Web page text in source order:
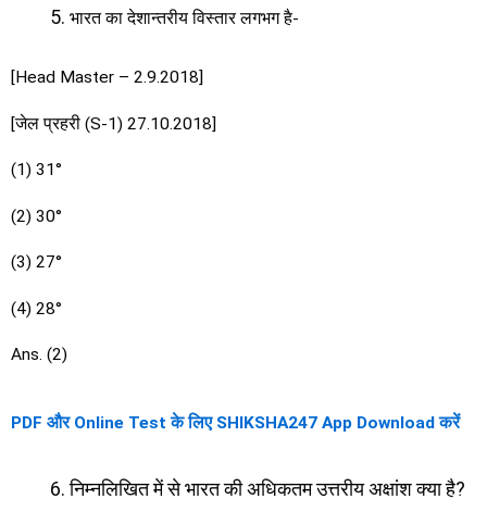
भारत का देशान्तरीय विस्तार लगभग है-
[Head Master – 2.9.2018]
[जेल प्रहरी (S-1) 27.10.2018]
(1) 31°
(2) 30°
(3) 27°
(4) 28°
Ans. (2)
PDF और Online Test के लिए SHIKSHA247 App Download करें
निम्नलिखित में से भारत की अधिकतम उत्तरीय अक्षांश क्या है?